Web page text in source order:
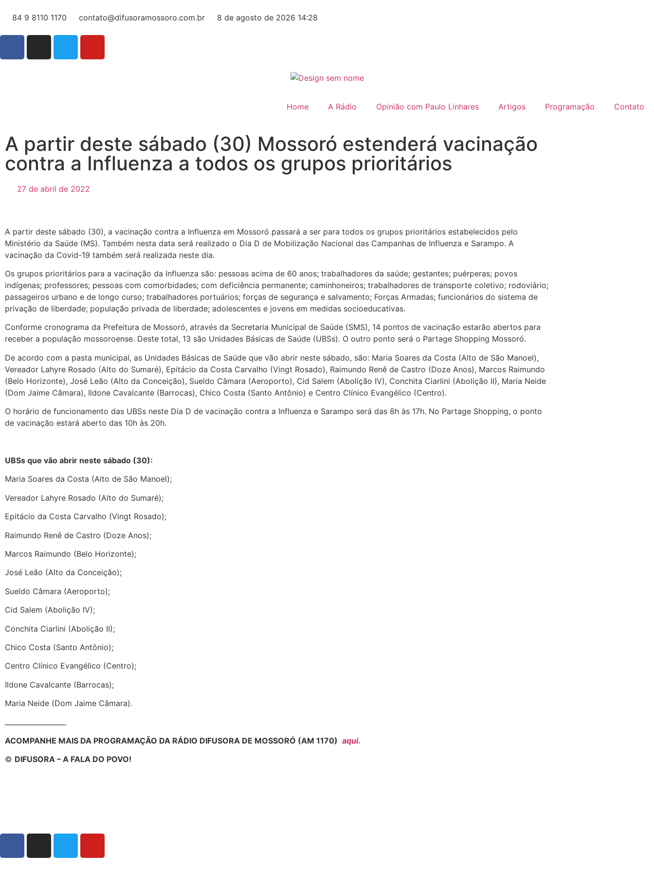
84 9 8110 1170 contato@difusoramossoro.com.br 8 de agosto de 2026 14:28
Home A Rádio Opinião com Paulo Linhares Artigos Programação Contato
A partir deste sábado (30) Mossoró estenderá vacinação
contra a Influenza a todos os grupos prioritários
27 de abril de 2022
A partir deste sábado (30), a vacinação contra a Influenza em Mossoró passará a ser para todos os grupos prioritários estabelecidos pelo
Ministério da Saúde (MS). Também nesta data será realizado o Dia D de Mobilização Nacional das Campanhas de Influenza e Sarampo. A
vacinação da Covid-19 também será realizada neste dia.
Os grupos prioritários para a vacinação da Influenza são: pessoas acima de 60 anos; trabalhadores da saúde; gestantes; puérperas; povos
indígenas; professores; pessoas com comorbidades; com deficiência permanente; caminhoneiros; trabalhadores de transporte coletivo; rodoviário;
passageiros urbano e de longo curso; trabalhadores portuários; forças de segurança e salvamento; Forças Armadas; funcionários do sistema de
privação de liberdade; população privada de liberdade; adolescentes e jovens em medidas socioeducativas.
Conforme cronograma da Prefeitura de Mossoró, através da Secretaria Municipal de Saúde (SMS), 14 pontos de vacinação estarão abertos para
receber a população mossoroense. Deste total, 13 são Unidades Básicas de Saúde (UBSs). O outro ponto será o Partage Shopping Mossoró.
De acordo com a pasta municipal, as Unidades Básicas de Saúde que vão abrir neste sábado, são: Maria Soares da Costa (Alto de São Manoel),
Vereador Lahyre Rosado (Alto do Sumaré), Epitácio da Costa Carvalho (Vingt Rosado), Raimundo Renê de Castro (Doze Anos), Marcos Raimundo
(Belo Horizonte), José Leão (Alto da Conceição), Sueldo Câmara (Aeroporto), Cid Salem (Abolição IV), Conchita Ciarlini (Abolição II), Maria Neide
(Dom Jaime Câmara), Ildone Cavalcante (Barrocas), Chico Costa (Santo Antônio) e Centro Clínico Evangélico (Centro).
O horário de funcionamento das UBSs neste Dia D de vacinação contra a Influenza e Sarampo será das 8h às 17h. No Partage Shopping, o ponto
de vacinação estará aberto das 10h às 20h.
UBSs que vão abrir neste sábado (30):
Maria Soares da Costa (Alto de São Manoel);
Vereador Lahyre Rosado (Alto do Sumaré);
Epitácio da Costa Carvalho (Vingt Rosado);
Raimundo Renê de Castro (Doze Anos);
Marcos Raimundo (Belo Horizonte);
José Leão (Alto da Conceição);
Sueldo Câmara (Aeroporto);
Cid Salem (Abolição IV);
Conchita Ciarlini (Abolição II);
Chico Costa (Santo Antônio);
Centro Clínico Evangélico (Centro);
Ildone Cavalcante (Barrocas);
Maria Neide (Dom Jaime Câmara).
ACOMPANHE MAIS DA PROGRAMAÇÃO DA RÁDIO DIFUSORA DE MOSSORÓ (AM 1170) aqui.
© DIFUSORA – A FALA DO POVO!